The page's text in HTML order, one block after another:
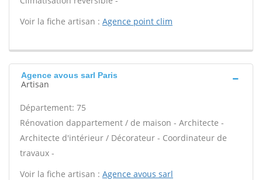
Voir la fiche artisan : Agence point clim
Agence avous sarl Paris
Artisan
Département: 75
Rénovation dappartement / de maison - Architecte -
Architecte d'intérieur / Décorateur - Coordinateur de
travaux -
Voir la fiche artisan : Agence avous sarl